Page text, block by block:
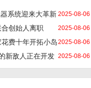
专为大规模AI应用等高需求环境
供更高带宽、更高可
2025-08-06
系统迎来大革新
2025-08-06
创始人离职
2025-08-06
费十年开拓小岛
2025-08-06
新敌人正在开发